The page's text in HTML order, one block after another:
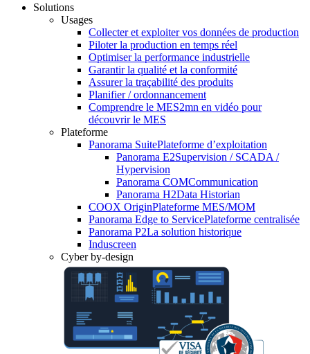
Solutions
Usages
Collecter et exploiter vos données de production
Piloter la production en temps réel
Optimiser la performance industrielle
Garantir la qualité et la conformité
Assurer la traçabilité des produits
Planifier / ordonnancement
Comprendre le MES2mn en vidéo pour
découvrir le MES
Plateforme
Panorama SuitePlateforme d’exploitation
Panorama E2Supervision / SCADA /
Hypervision
Panorama COMCommunication
Panorama H2Data Historian
COOX OriginPlateforme MES/MOM
Panorama Edge to ServicePlateforme centralisée
Panorama P2La solution historique
Induscreen
Cyber by-design